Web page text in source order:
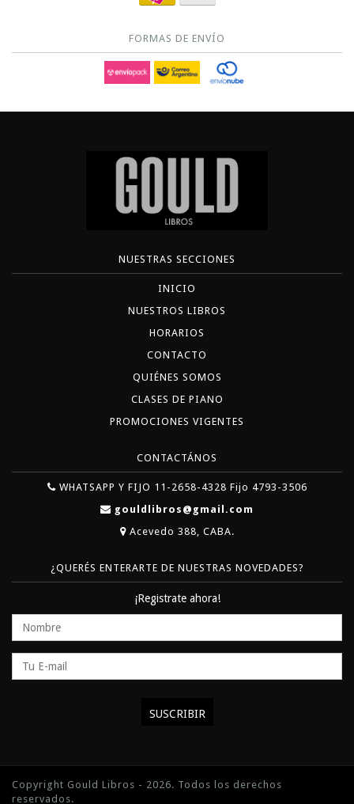
FORMAS DE ENVÍO
NUESTRAS SECCIONES
INICIO
NUESTROS LIBROS
HORARIOS
CONTACTO
QUIÉNES SOMOS
CLASES DE PIANO
PROMOCIONES VIGENTES
CONTACTÁNOS
WHATSAPP Y FIJO 11-2658-4328 Fijo 4793-3506
gouldlibros@gmail.com
Acevedo 388, CABA.
¿QUERÉS ENTERARTE DE NUESTRAS NOVEDADES?
¡Registrate ahora!
Copyright Gould Libros - 2026. Todos los derechos
reservados.